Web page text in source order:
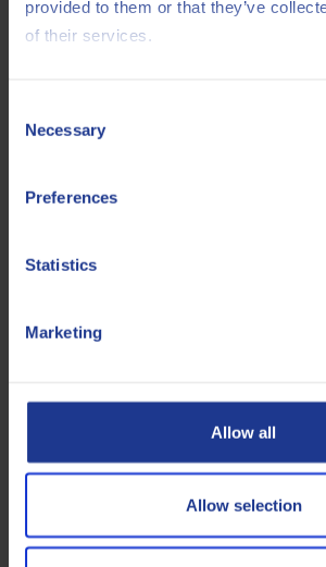
provided to them or that they’ve
of their services.
Selection
Necessary
Preferences
Statistics
Marketing
Allow all
Allow selection
DIN 51524-3
élevé et avec des additifs au zinc